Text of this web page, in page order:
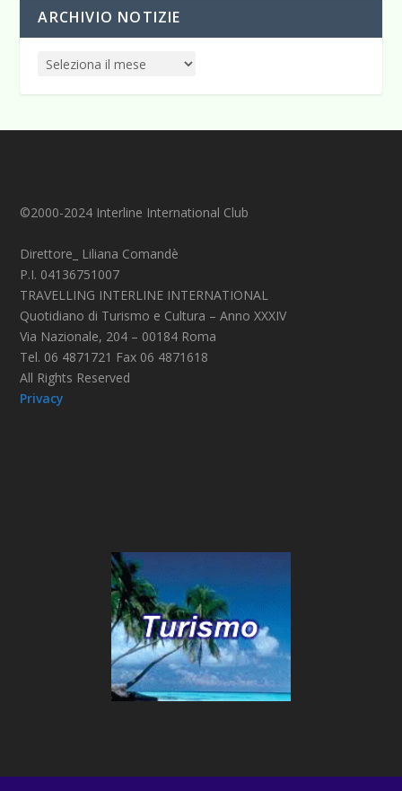
ARCHIVIO NOTIZIE
©2000-2024 Interline International Club
Direttore_ Liliana Comandè
P.I. 04136751007
TRAVELLING INTERLINE INTERNATIONAL
Quotidiano di Turismo e Cultura – Anno XXXIV
Via Nazionale, 204 – 00184 Roma
Tel. 06 4871721 Fax 06 4871618
All Rights Reserved
Privacy